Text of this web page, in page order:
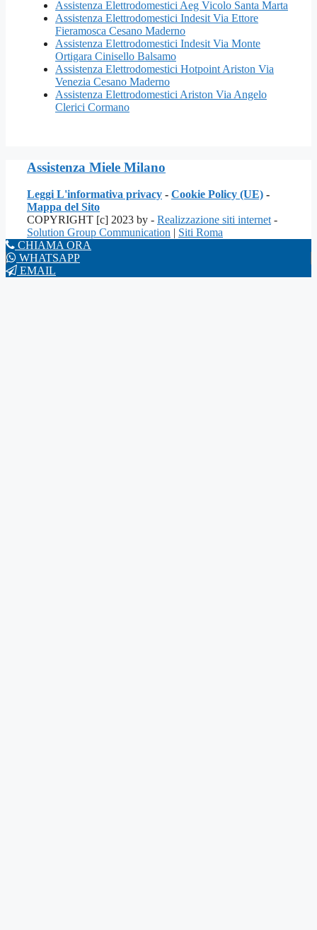
Assistenza Elettrodomestici Aeg Vicolo Santa Marta
Assistenza Elettrodomestici Indesit Via Ettore
Fieramosca Cesano Maderno
Assistenza Elettrodomestici Indesit Via Monte
Ortigara Cinisello Balsamo
Assistenza Elettrodomestici Hotpoint Ariston Via
Venezia Cesano Maderno
Assistenza Elettrodomestici Ariston Via Angelo
Clerici Cormano
Assistenza Miele Milano
Leggi L'informativa privacy - Cookie Policy (UE) -
Mappa del Sito
COPYRIGHT [c] 2023 by - Realizzazione siti internet -
Solution Group Communication | Siti Roma
CHIAMA ORA
WHATSAPP
EMAIL